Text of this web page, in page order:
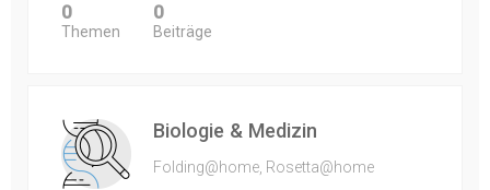
0
Themen
0
Beiträge
Biologie & Medizin
Folding@home, Rosetta@home